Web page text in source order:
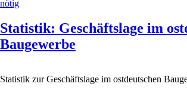
Statistik: Geschäftslage im
Baugewerbe
Statistik zur Geschäftslage im ostdeutschen